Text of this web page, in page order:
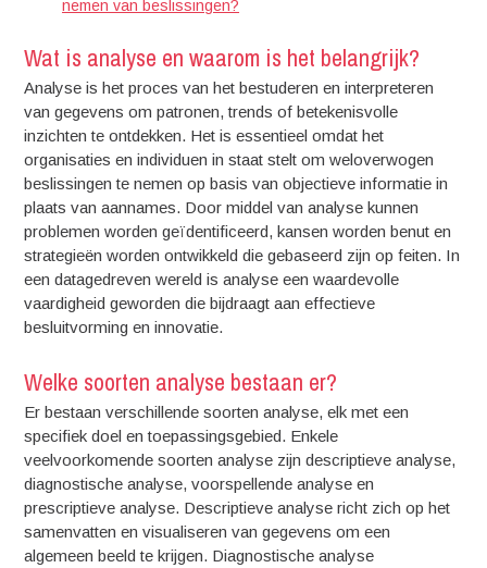
nemen van beslissingen?
Wat is analyse en waarom is het belangrijk?
Analyse is het proces van het bestuderen en interpreteren
van gegevens om patronen, trends of betekenisvolle
inzichten te ontdekken. Het is essentieel omdat het
organisaties en individuen in staat stelt om weloverwogen
beslissingen te nemen op basis van objectieve informatie in
plaats van aannames. Door middel van analyse kunnen
problemen worden geïdentificeerd, kansen worden benut en
strategieën worden ontwikkeld die gebaseerd zijn op feiten. In
een datagedreven wereld is analyse een waardevolle
vaardigheid geworden die bijdraagt aan effectieve
besluitvorming en innovatie.
Welke soorten analyse bestaan er?
Er bestaan verschillende soorten analyse, elk met een
specifiek doel en toepassingsgebied. Enkele
veelvoorkomende soorten analyse zijn descriptieve analyse,
diagnostische analyse, voorspellende analyse en
prescriptieve analyse. Descriptieve analyse richt zich op het
samenvatten en visualiseren van gegevens om een
algemeen beeld te krijgen. Diagnostische analyse